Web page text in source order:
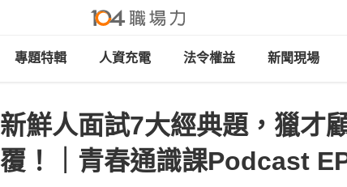
專題特輯 人資充電 法令權益 新聞現場
新鮮人面試7大經典題，獵才
覆！｜青春通識課Podcast